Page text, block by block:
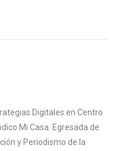
Digitales en Centro
Mi Casa. Egresada de
y Periodismo de la